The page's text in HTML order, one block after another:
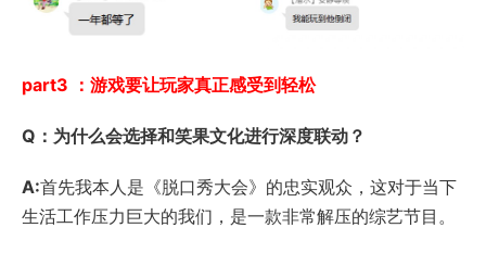
part3 ：游戏要让玩家真正感受到轻松
Q：为什么会选择和笑果文化进行深度联动？
A:首先我本人是《脱口秀大会》的忠实观众，这对于当下
生活工作压力巨大的我们，是一款非常解压的综艺节目。